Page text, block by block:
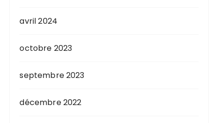
avril 2024
octobre 2023
septembre 2023
décembre 2022